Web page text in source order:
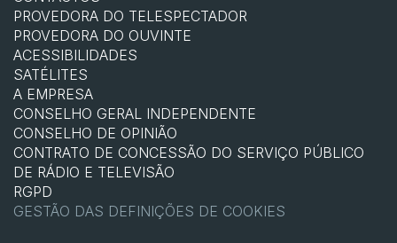
PROVEDORA DO TELESPECTADOR
PROVEDORA DO OUVINTE
ACESSIBILIDADES
SATÉLITES
A EMPRESA
CONSELHO GERAL INDEPENDENTE
CONSELHO DE OPINIÃO
CONTRATO DE CONCESSÃO DO SERVIÇO PÚBLICO
DE RÁDIO E TELEVISÃO
RGPD
GESTÃO DAS DEFINIÇÕES DE COOKIES